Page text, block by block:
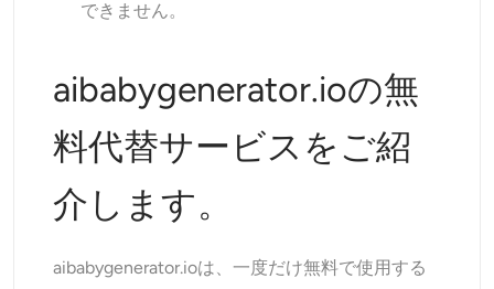
できません。
aibabygenerator.ioの無
料代替サービスをご紹
介します。
aibabygenerator.ioは、一度だけ無料で使用する